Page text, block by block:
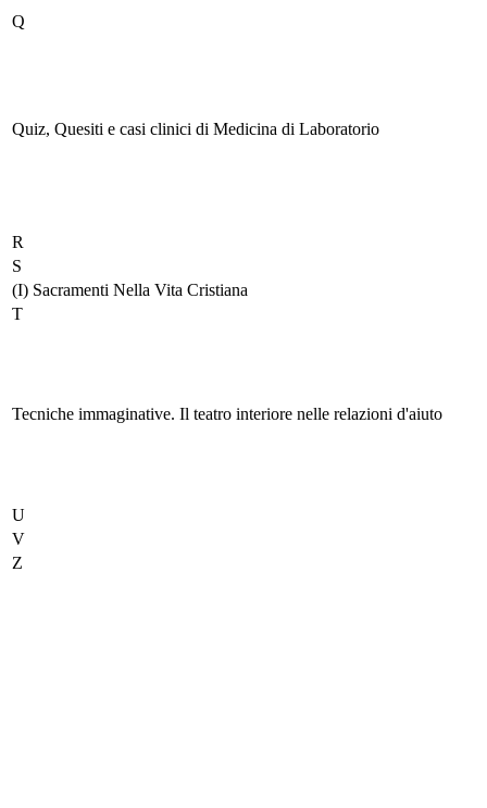
Q
Quiz, Quesiti e casi clinici di Medicina di Laboratorio
R
S
(I) Sacramenti Nella Vita Cristiana
T
Tecniche immaginative. Il teatro interiore nelle relazioni d'aiuto
U
V
Z